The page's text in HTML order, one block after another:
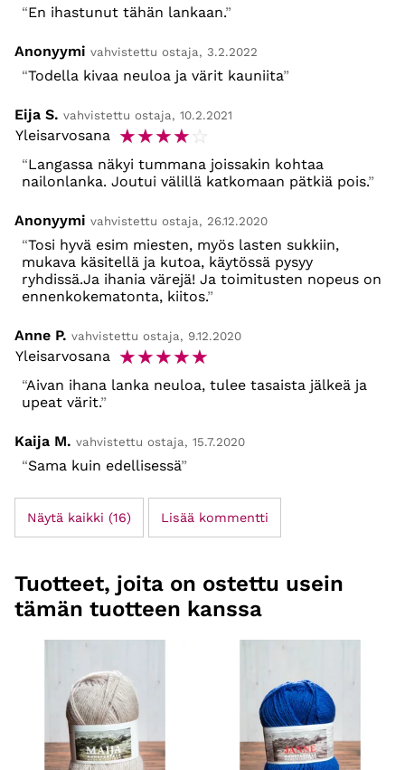
En ihastunut tähän lankaan.
Anonyymi vahvistettu ostaja, 3.2.2022
Todella kivaa neuloa ja värit kauniita
Eija S. vahvistettu ostaja, 10.2.2021
Yleisarvosana ☆☆☆☆☆
Langassa näkyi tummana joissakin kohtaa
nailonlanka. Joutui välillä katkomaan pätkiä pois.
Anonyymi vahvistettu ostaja, 26.12.2020
Tosi hyvä esim miesten, myös lasten sukkiin,
mukava käsitellä ja kutoa, käytössä pysyy
ryhdissä.Ja ihania värejä! Ja toimitusten nopeus on
ennenkokematonta, kiitos.
Anne P. vahvistettu ostaja, 9.12.2020
Yleisarvosana ☆☆☆☆☆
Aivan ihana lanka neuloa, tulee tasaista jälkeä ja
upeat värit.
Kaija M. vahvistettu ostaja, 15.7.2020
Sama kuin edellisessä
Näytä kaikki (16) Lisää kommentti
Tuotteet, joita on ostettu usein
tämän tuotteen kanssa